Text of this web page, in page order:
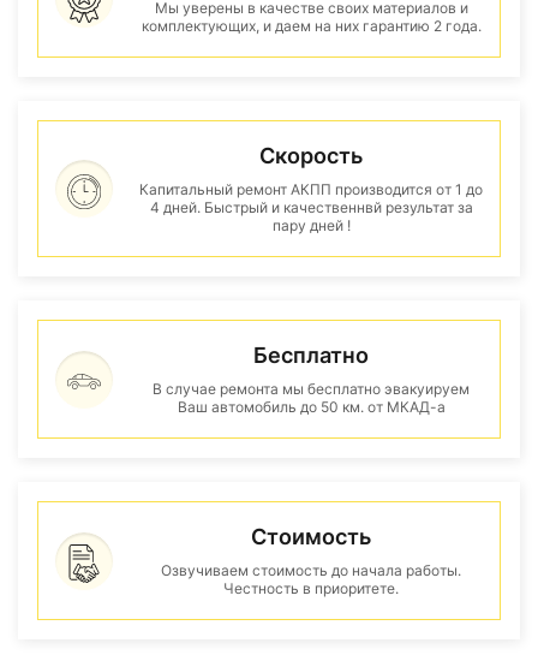
Мы уверены в качестве своих материалов и
комплектующих, и даем на них гарантию 2 года.
Скорость
Капитальный ремонт АКПП производится от 1 до
4 дней. Быстрый и качественнвй результат за
пару дней !
Бесплатно
В случае ремонта мы бесплатно эвакуируем
Ваш автомобиль до 50 км. от МКАД-а
Стоимость
Озвучиваем стоимость до начала работы.
Честность в приоритете.